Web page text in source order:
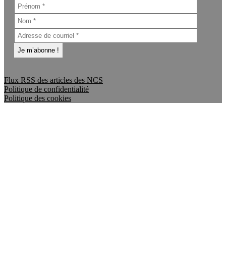
Flux RSS des articles des NCS
Politique de confidentialité
Politique des cookies